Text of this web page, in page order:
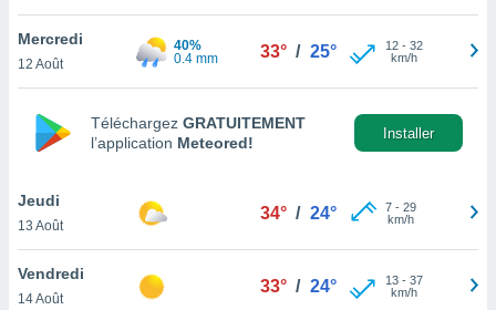
le
ainsi
un
la
du
Mercredi
12 Août
40%
0.4 mm
33° / 25° 12- 32
km/h
Téléchargez GRATUITEMENT
l’application Meteored!
Installer
Jeudi
13 Août
34° / 24° 7- 29
km/h
Vendredi
14 Août
33° / 24° 13- 37
km/h